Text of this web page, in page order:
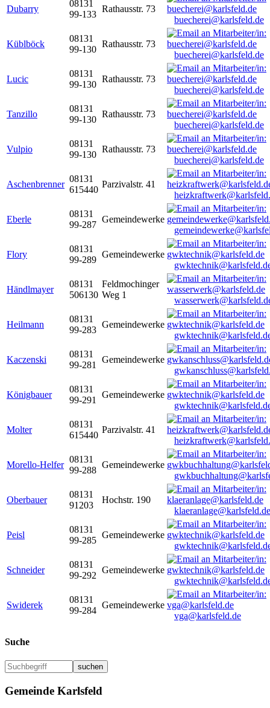
Dubarry
08131
99-133
Rathausstr. 73
buecherei@karlsfeld.de
Küblböck
08131
99-130
Rathausstr. 73
buecherei@karlsfeld.de
Lucic
08131
99-130
Rathausstr. 73
buecherei@karlsfeld.de
Tanzillo
08131
99-130
Rathausstr. 73
buecherei@karlsfeld.de
Vulpio
08131
99-130
Rathausstr. 73
buecherei@karlsfeld.de
Aschenbrenner
08131
615440
Parzivalstr. 41
Eberle
08131
99-287
Gemeindewerke
Flory
08131
99-289
Gemeindewerke
Händlmayer
08131
506130
Feldmochinger
Weg 1
Heilmann
08131
99-283
Gemeindewerke
Kaczenski
08131
99-281
Gemeindewerke
Königbauer
08131
99-291
Gemeindewerke
Molter
08131
615440
Parzivalstr. 41
Morello-Helfer
08131
99-288
Gemeindewerke
Oberbauer
08131
91203
Hochstr. 190
klaeranlage@karlsfeld.de
Peisl
08131
99-285
Gemeindewerke
Schneider
08131
99-292
Gemeindewerke
Swiderek
08131
99-284
Gemeindewerke
vga@karlsfeld.de
Suche
suchen
Gemeinde Karlsfeld